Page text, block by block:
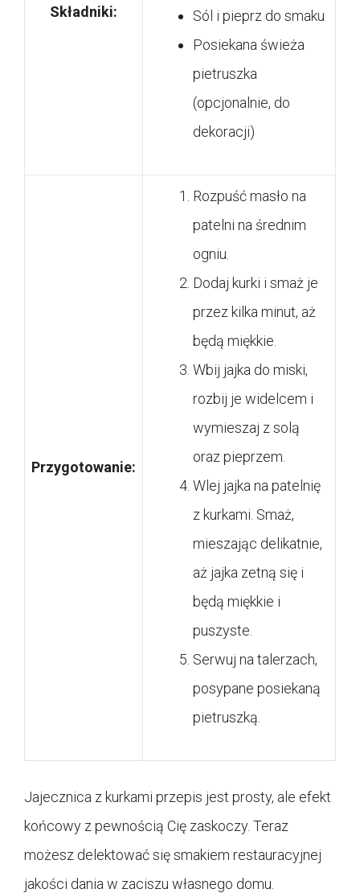
Składniki:
Sól i pieprz do smaku
Posiekana świeża
pietruszka
(opcjonalnie, do
dekoracji)
Przygotowanie:
Rozpuść masło na
patelni na średnim
ogniu.
Dodaj kurki i smaż je
przez kilka minut, aż
będą miękkie.
Wbij jajka do miski,
rozbij je widelcem i
wymieszaj z solą
oraz pieprzem.
Wlej jajka na patelnię
z kurkami. Smaż,
mieszając delikatnie,
aż jajka zetną się i
będą miękkie i
puszyste.
Serwuj na talerzach,
posypane posiekaną
pietruszką.
Jajecznica z kurkami przepis jest prosty, ale efekt
końcowy z pewnością Cię zaskoczy. Teraz
możesz delektować się smakiem restauracyjnej
jakości dania w zaciszu własnego domu.